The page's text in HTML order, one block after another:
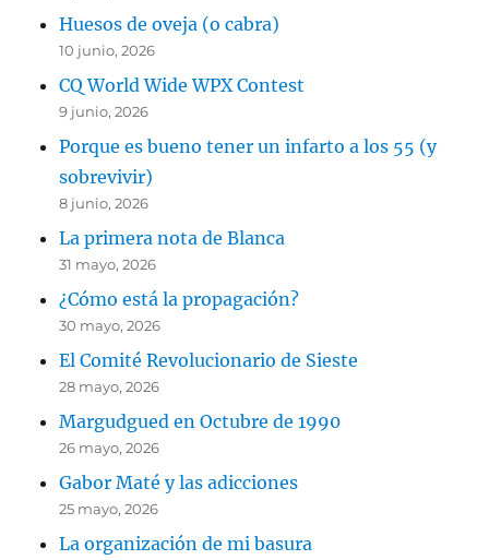
Huesos de oveja (o cabra)
10 junio, 2026
CQ World Wide WPX Contest
9 junio, 2026
Porque es bueno tener un infarto a los 55 (y
sobrevivir)
8 junio, 2026
La primera nota de Blanca
31 mayo, 2026
¿Cómo está la propagación?
30 mayo, 2026
El Comité Revolucionario de Sieste
28 mayo, 2026
Margudgued en Octubre de 1990
26 mayo, 2026
Gabor Maté y las adicciones
25 mayo, 2026
La organización de mi basura